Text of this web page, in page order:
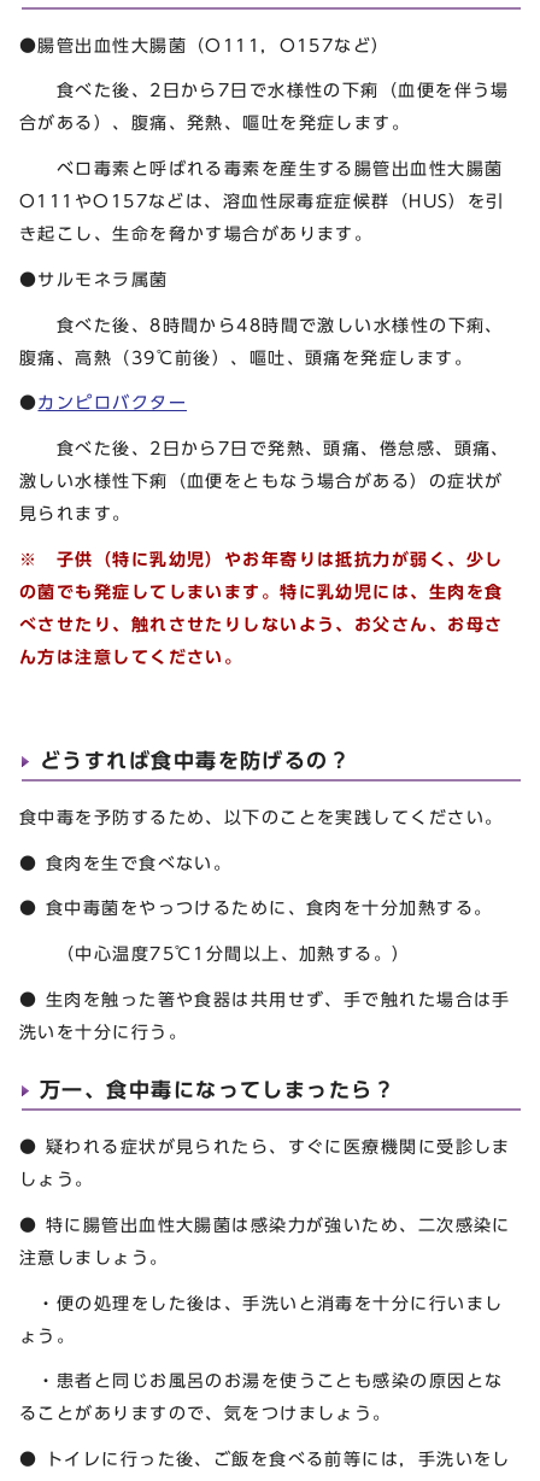
●腸管出血性大腸菌（O111，O157など）
食べた後、2日から7日で水様性の下痢（血便を伴う場
合がある）、腹痛、発熱、嘔吐を発症します。
ベロ毒素と呼ばれる毒素を産生する腸管出血性大腸菌
O111やO157などは、溶血性尿毒症症候群（HUS）を引
き起こし、生命を脅かす場合があります。
●サルモネラ属菌
食べた後、8時間から48時間で激しい水様性の下痢、
腹痛、高熱（39℃前後）、嘔吐、頭痛を発症します。
●カンピロバクター
食べた後、2日から7日で発熱、頭痛、倦怠感、頭痛、
激しい水様性下痢（血便をともなう場合がある）の症状が
見られます。
※ 子供（特に乳幼児）やお年寄りは抵抗力が弱く、少し
の菌でも発症してしまいます。特に乳幼児には、生肉を食
べさせたり、触れさせたりしないよう、お父さん、お母さ
ん方は注意してください。
どうすれば食中毒を防げるの？
食中毒を予防するため、以下のことを実践してください。
● 食肉を生で食べない。
● 食中毒菌をやっつけるために、食肉を十分加熱する。
（中心温度75℃1分間以上、加熱する。）
● 生肉を触った箸や食器は共用せず、手で触れた場合は手
洗いを十分に行う。
万一、食中毒になってしまったら？
● 疑われる症状が見られたら、すぐに医療機関に受診しま
しょう。
● 特に腸管出血性大腸菌は感染力が強いため、二次感染に
注意しましょう。
・便の処理をした後は、手洗いと消毒を十分に行いまし
ょう。
・患者と同じお風呂のお湯を使うことも感染の原因とな
ることがありますので、気をつけましょう。
● トイレに行った後、ご飯を食べる前等には，手洗いをし